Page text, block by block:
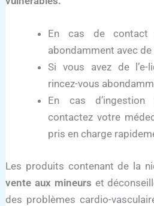
En cas de contact
abondamment avec de
Si vous avez de l’e-
rincez-vous
En cas d’ingestion
contactez votre
pris en charge
Les produits contenant de la
vente aux mineurs et
des problèmes cardio-